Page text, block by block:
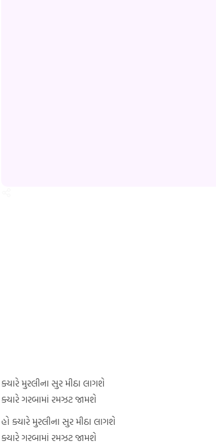
ક્યારે મુરલીના સુર મીઠા લાગશે
ક્યારે ગરબામાં રમઝટ જામશે
હો ક્યારે મુરલીના સુર મીઠા લાગશે
ક્યારે ગરબામાં રમઝટ જામશે